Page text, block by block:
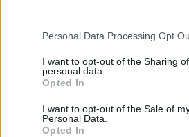
Personal Data Processing Opt
I want to opt-out of the Sharing
personal data.
Opted In
I want to opt-out of the Sale of
Personal Data.
Opted In
megcsípkedjük a formát a
Kifordítjuk, kivasaljuk, és a nyitott részt
Jó munkát kívánok!
Feltöltötte:Adrienn. Köszönet érte.
Töltsd felTe is kreatív- és
kipróbálhassuk!